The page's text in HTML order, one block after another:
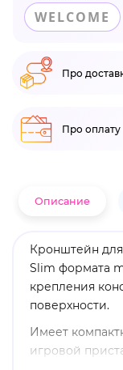
WELCOME
Про
Про оплату
Описание
Кронштейн
Slim формата
крепления
поверхности.
Имеет
игровой